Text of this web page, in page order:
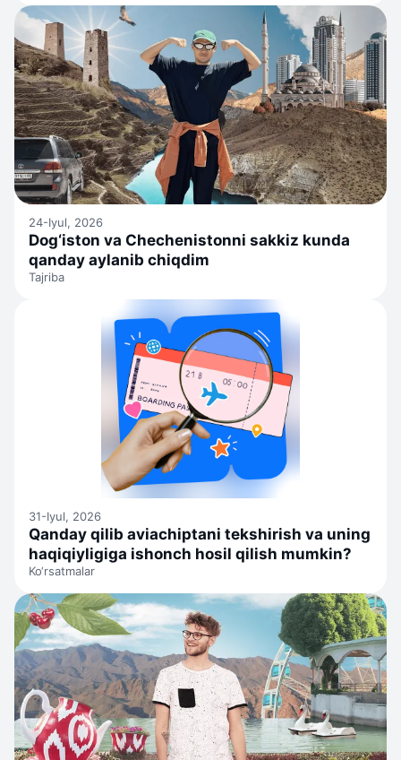
24-Iyul, 2026
Dog‘iston va Chechenistonni sakkiz kunda
qanday aylanib chiqdim
Tajriba
31-Iyul, 2026
Qanday qilib aviachiptani tekshirish va uning
haqiqiyligiga ishonch hosil qilish mumkin?
Ko‘rsatmalar